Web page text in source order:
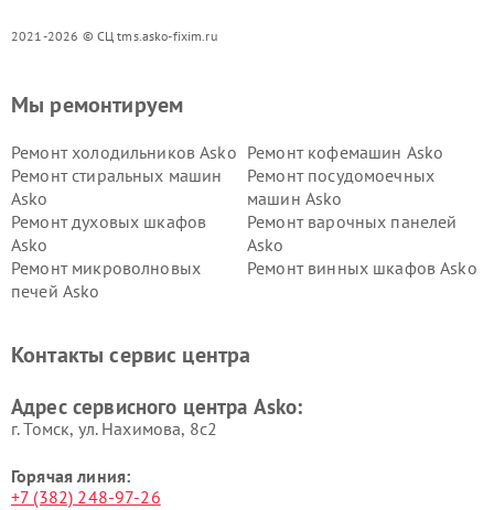
2021-2026 © СЦ tms.asko-fixim.ru
Мы ремонтируем
Ремонт холодильников Asko Ремонт кофемашин Asko
Ремонт стиральных машин
Asko
Ремонт посудомоечных
машин Asko
Ремонт духовых шкафов
Asko
Ремонт варочных панелей
Asko
Ремонт микроволновых
печей Asko
Ремонт винных шкафов Asko
Ремонт подогревателей
Ремонт промышленных
Asko
Контакты сервис центра
Адрес сервисного центра Asko:
г. Томск, ул. Нахимова, 8с2
Горячая линия:
+7 (382) 248-97-26